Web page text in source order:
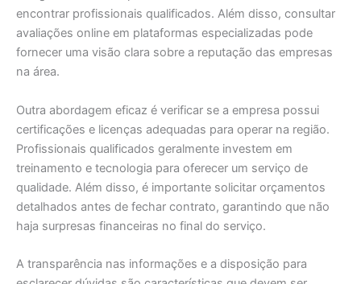
encontrar profissionais qualificados. Além disso, consultar
avaliações online em plataformas especializadas pode
fornecer uma visão clara sobre a reputação das empresas
na área.
Outra abordagem eficaz é verificar se a empresa possui
certificações e licenças adequadas para operar na região.
Profissionais qualificados geralmente investem em
treinamento e tecnologia para oferecer um serviço de
qualidade. Além disso, é importante solicitar orçamentos
detalhados antes de fechar contrato, garantindo que não
haja surpresas financeiras no final do serviço.
A transparência nas informações e a disposição para